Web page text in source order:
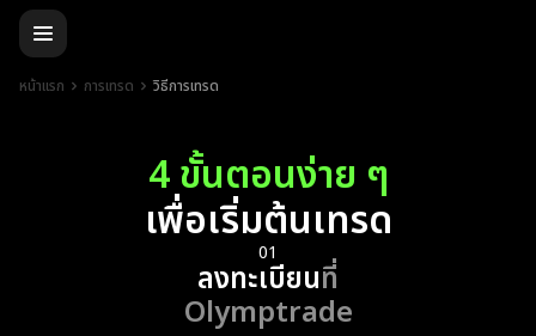
หน้าแรก การเทรด วิธีการเทรด
4 ขั้นตอนง่าย ๆ
เพื่อเริ่มต้นเทรด
01
ลงทะเบียนที่
Olymptrade